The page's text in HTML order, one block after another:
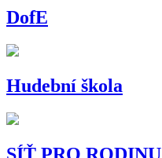
DofE
Hudební škola